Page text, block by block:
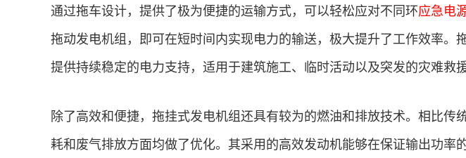
通过拖车设计，提供了极为便捷的运输方式，可以轻松应对不同环应急电
拖动发电机组，即可在短时间内实现电力的输送，极大提升了工作效率。
提供持续稳定的电力支持，适用于建筑施工、临时活动以及突发的灾难救
除了高效和便捷，拖挂式发电机组还具有较为的燃油和排放技术。相比传
耗和废气排放方面均做了优化。其采用的高效发动机能够在保证输出功率